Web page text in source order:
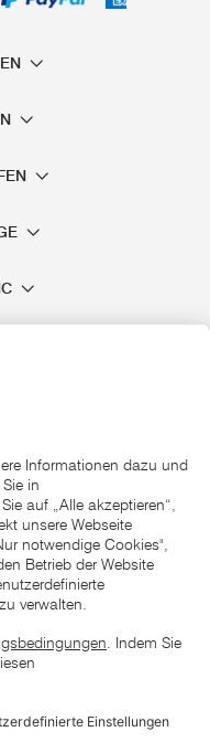
uns in den letzten 30
Aktion verlangte Preis
dieser Website sind die
zu verstehen